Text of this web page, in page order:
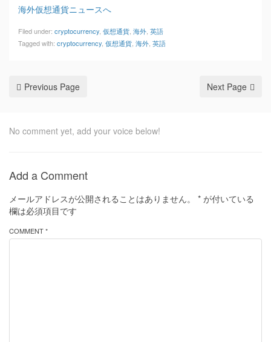
海外仮想通貨ニュースへ
Filed under: cryptocurrency 仮想通貨 海外 英語
Tagged with: cryptocurrency 仮想通貨 海外 英語
Previous Page Next Page
No comment yet, add your voice below!
Add a Comment
メールアドレスが公開されることはありません。 * が付いている
欄は必須項目です
COMMENT *